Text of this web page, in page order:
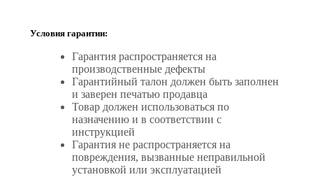
Условия гарантии:
Гарантия распространяется на
производственные дефекты
Гарантийный талон должен быть заполнен
и заверен печатью продавца
Товар должен использоваться по
назначению и в соответствии с
инструкцией
Гарантия не распространяется на
повреждения, вызванные неправильной
установкой или эксплуатацией